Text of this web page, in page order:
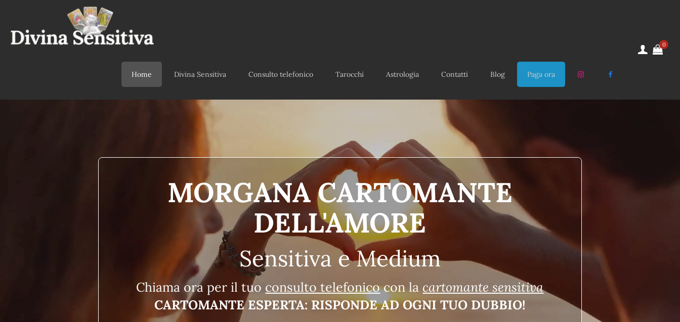
Home Divina Sensitiva Consulto telefonico Tarocchi Astrologia Contatti Blog Paga ora
0
MORGANA CARTOMANTE
DELL'AMORE
Sensitiva e Medium
Chiama ora per il tuo consulto telefonicocon la cartomante sensitiva
CARTOMANTE ESPERTA: RISPONDE AD OGNI TUO DUBBIO!